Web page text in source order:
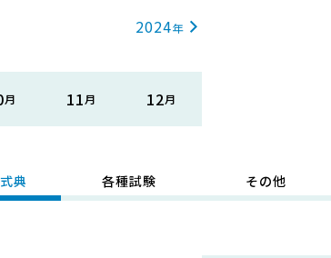
11 12
2024
典 各種試験 その他